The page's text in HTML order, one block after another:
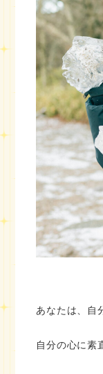
あなたは、自
自分の心に素